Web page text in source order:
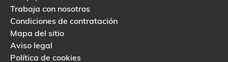
Trabaja con nosotros
Condiciones de contratación
Mapa del sitio
Aviso legal
Política de cookies